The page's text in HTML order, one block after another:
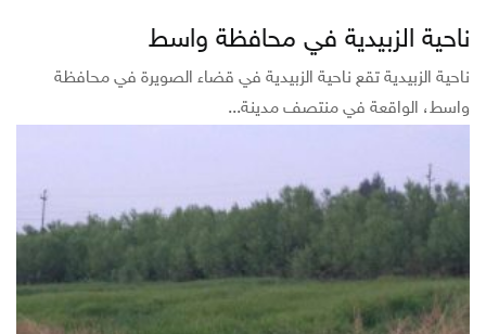
ناحية الزبيدية في محافظة واسط
ناحية الزبيدية تقع ناحية الزبيدية في قضاء الصويرة في محافظة
واسط، الواقعة في منتصف مدينة...